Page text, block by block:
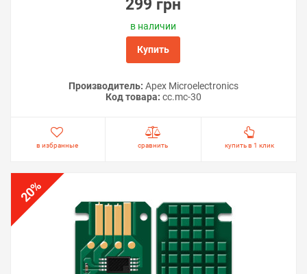
299 грн
в наличии
Купить
Производитель: Apex Microelectronics
Код товара: cc.mc-30
в избранные сравнить купить в 1 клик
20
%